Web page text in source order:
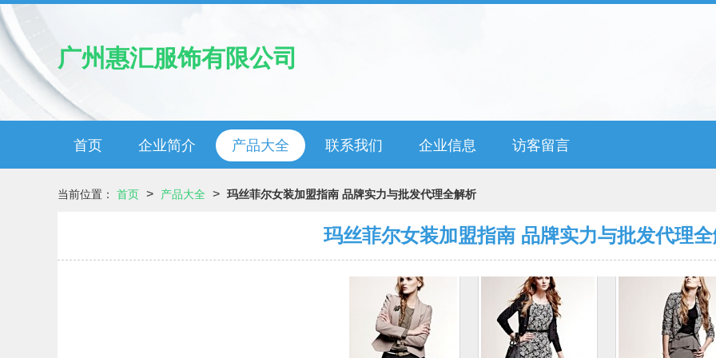
广州惠汇服饰有限公司
首页 企业简介 产品大全 联系我们 企业信息 访客留言
当前位置： 首页 > 产品大全 > 玛丝菲尔女装加盟指南 品牌实力与批发代理全解析
玛丝菲尔女装加盟指南 品牌实力与批发代理